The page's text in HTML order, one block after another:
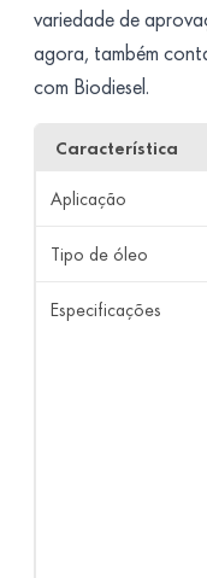
variedade de
agora, também
com Biodiesel.
Característica
Aplicação
Tipo de óleo
Especificações